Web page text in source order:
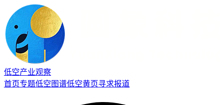
低空产业观察
首页专题低空图谱低空黄页寻求报道